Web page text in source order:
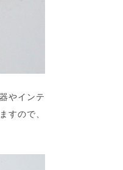
やインテ
すので、